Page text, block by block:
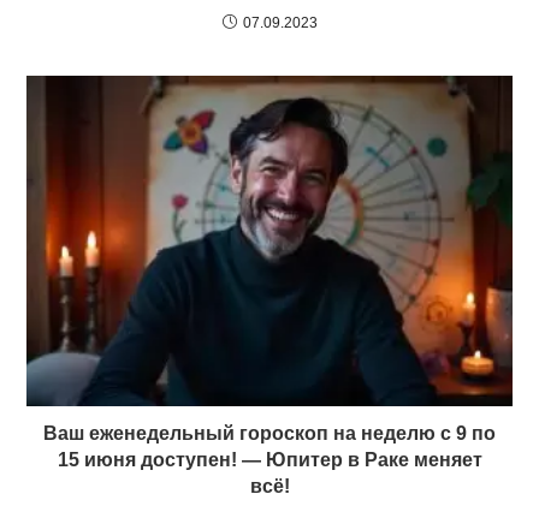
07.09.2023
Ваш еженедельный гороскоп на неделю с 9 по
15 июня доступен! — Юпитер в Раке меняет
всё!